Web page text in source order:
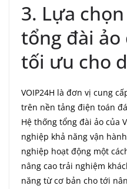
3. Lựa
tổng đài ảo
tối ưu cho
VOIP24H là đơn vị cung
trên nền tảng điện toán
Hệ thống tổng đài ảo của
nghiệp khả năng vận
nghiệp hoạt động một
nâng cao trải nghiệm
năng từ cơ bản cho tới